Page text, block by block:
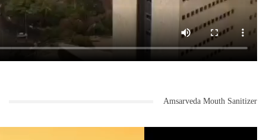
Amsarveda Mouth Sanitizer